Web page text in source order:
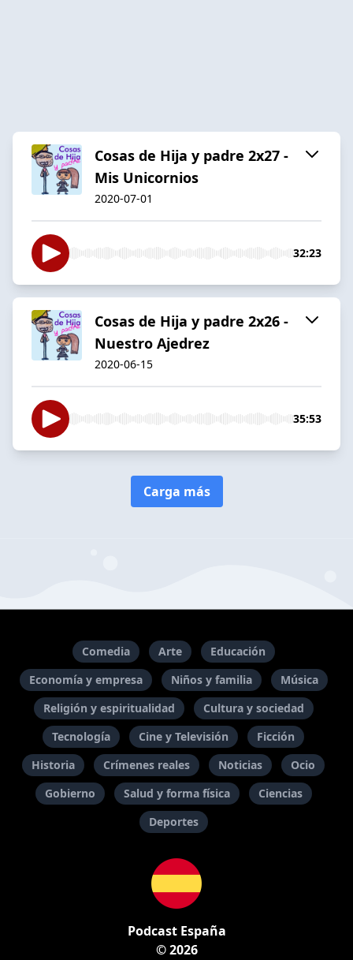
Cosas de Hija y padre 2x27 -
Mis Unicornios
2020-07-01
32:23
Cosas de Hija y padre 2x26 -
Nuestro Ajedrez
2020-06-15
35:53
Carga más
Comedia Arte
Educación
Economía y empresa
Niños y familia
Música
Religión y espiritualidad
Cultura y sociedad
Tecnología
Cine y Televisión
Ficción
Historia
Crímenes reales Noticias
Ocio
Gobierno
Salud y forma física
Ciencias
Deportes
Podcast España
© 2026